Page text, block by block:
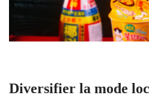
Diversifier la mode